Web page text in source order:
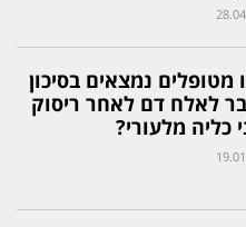
מטופלים נמצאים בסיכון
לאלח דם לאחר ריסוק
כליה מלעורי?